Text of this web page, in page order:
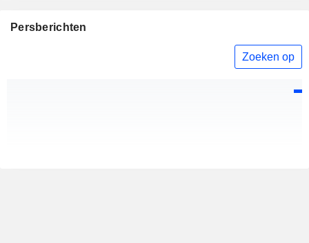
Persberichten
Zoeken op